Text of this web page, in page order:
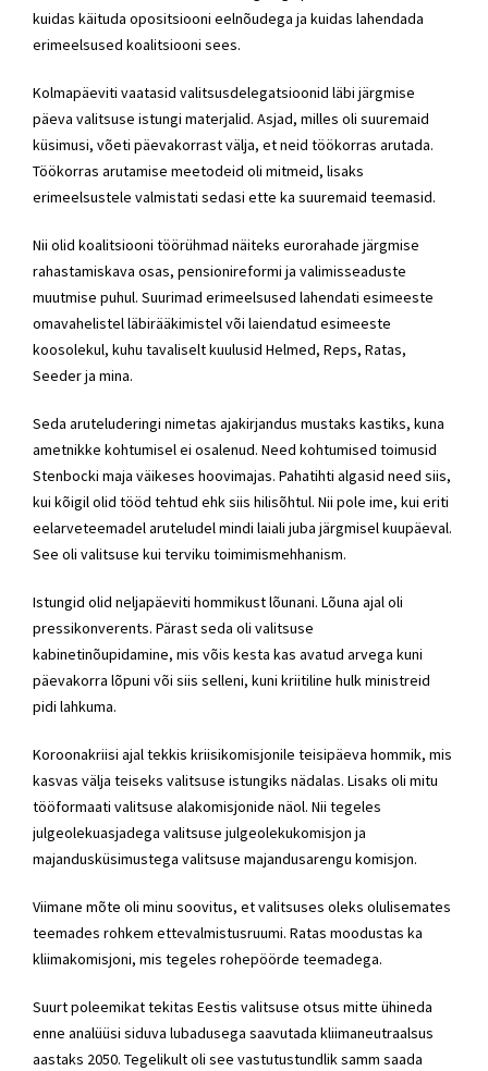
kuidas käituda opositsiooni eelnõudega ja kuidas lahendada
erimeelsused koalitsiooni sees.
Kolmapäeviti vaatasid valitsusdelegatsioonid läbi järgmise
päeva valitsuse istungi materjalid. Asjad, milles oli suuremaid
küsimusi, võeti päevakorrast välja, et neid töökorras arutada.
Töökorras arutamise meetodeid oli mitmeid, lisaks
erimeelsustele valmistati sedasi ette ka suuremaid teemasid.
Nii olid koalitsiooni töörühmad näiteks eurorahade järgmise
rahastamiskava osas, pensionireformi ja valimisseaduste
muutmise puhul. Suurimad erimeelsused lahendati esimeeste
omavahelistel läbirääkimistel või laiendatud esimeeste
koosolekul, kuhu tavaliselt kuulusid Helmed, Reps, Ratas,
Seeder ja mina.
Seda aruteluderingi nimetas ajakirjandus mustaks kastiks, kuna
ametnikke kohtumisel ei osalenud. Need kohtumised toimusid
Stenbocki maja väikeses hoovimajas. Pahatihti algasid need siis,
kui kõigil olid tööd tehtud ehk siis hilisõhtul. Nii pole ime, kui eriti
eelarveteemadel aruteludel mindi laiali juba järgmisel kuupäeval.
See oli valitsuse kui terviku toimimismehhanism.
Istungid olid neljapäeviti hommikust lõunani. Lõuna ajal oli
pressikonverents. Pärast seda oli valitsuse
kabinetinõupidamine, mis võis kesta kas avatud arvega kuni
päevakorra lõpuni või siis selleni, kuni kriitiline hulk ministreid
pidi lahkuma.
Koroonakriisi ajal tekkis kriisikomisjonile teisipäeva hommik, mis
kasvas välja teiseks valitsuse istungiks nädalas. Lisaks oli mitu
tööformaati valitsuse alakomisjonide näol. Nii tegeles
julgeolekuasjadega valitsuse julgeolekukomisjon ja
majandusküsimustega valitsuse majandusarengu komisjon.
Viimane mõte oli minu soovitus, et valitsuses oleks olulisemates
teemades rohkem ettevalmistusruumi. Ratas moodustas ka
kliimakomisjoni, mis tegeles rohepöörde teemadega.
Suurt poleemikat tekitas Eestis valitsuse otsus mitte ühineda
enne analüüsi siduva lubadusega saavutada kliimaneutraalsus
aastaks 2050. Tegelikult oli see vastutustundlik samm saada